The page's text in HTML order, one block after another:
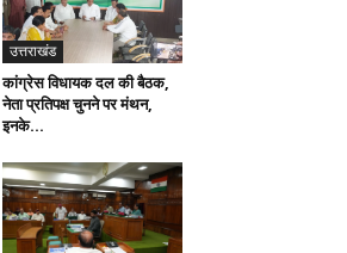
उत्तराखंड
कांग्रेस विधायक दल की बैठक,
नेता प्रतिपक्ष चुनने पर मंथन,
इनके...